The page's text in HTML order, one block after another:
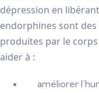
dépression en
endorphines sont
produites par le
aider à :
améliorer